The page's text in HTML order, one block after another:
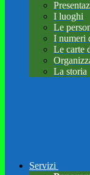
I luoghi
Le
I numeri
Le carte
La storia
Servizi